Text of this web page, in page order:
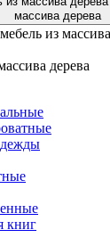
массива дерева
дерева
книг